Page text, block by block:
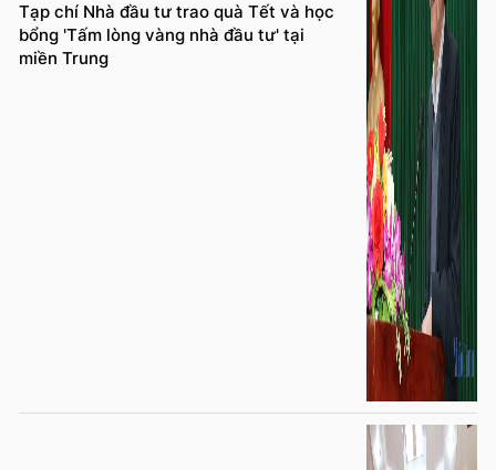
Tạp chí Nhà đầu tư trao quà Tết và học
bổng 'Tấm lòng vàng nhà đầu tư' tại
miền Trung